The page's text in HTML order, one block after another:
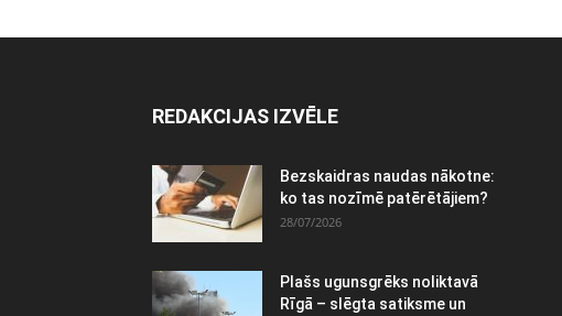
REDAKCIJAS IZVĒLE
Bezskaidras naudas nākotne:
ko tas nozīmē patērētājiem?
28/07/2026
Plašs ugunsgrēks noliktavā
Rīgā – slēgta satiksme un